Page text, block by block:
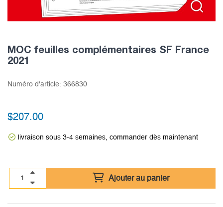
MOC feuilles complémentaires SF France
2021
Numéro d'article: 366830
$207.00
livraison sous 3-4 semaines, commander dès maintenant
Ajouter au panier